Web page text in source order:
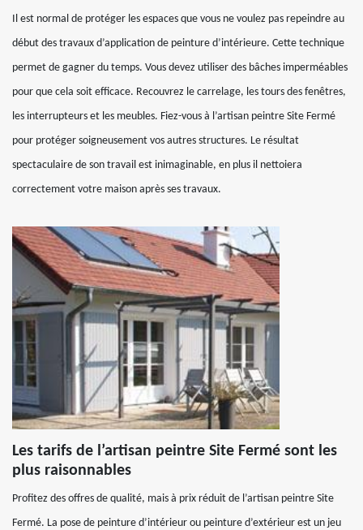
Il est normal de protéger les espaces que vous ne voulez pas repeindre au
début des travaux d’application de peinture d’intérieure. Cette technique
permet de gagner du temps. Vous devez utiliser des bâches imperméables
pour que cela soit efficace. Recouvrez le carrelage, les tours des fenêtres,
les interrupteurs et les meubles. Fiez-vous à l’artisan peintre Site Fermé
pour protéger soigneusement vos autres structures. Le résultat
spectaculaire de son travail est inimaginable, en plus il nettoiera
correctement votre maison après ses travaux.
Les tarifs de l’artisan peintre Site Fermé sont les
plus raisonnables
Profitez des offres de qualité, mais à prix réduit de l’artisan peintre Site
Fermé. La pose de peinture d’intérieur ou peinture d’extérieur est un jeu